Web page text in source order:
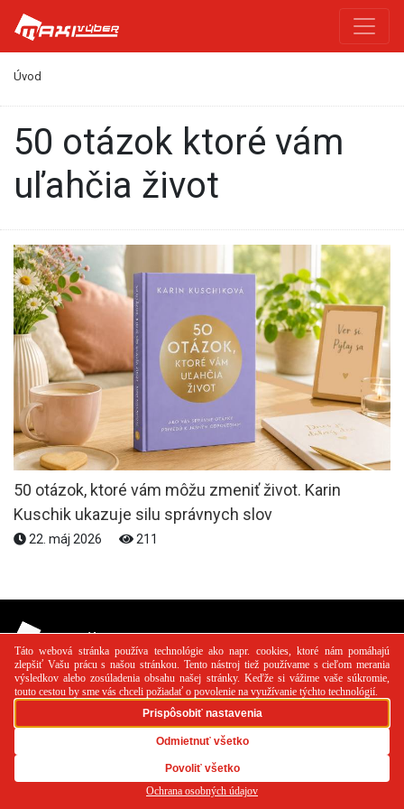
Úvod
50 otázok ktoré vám
uľahčia život
50 otázok, ktoré vám môžu zmeniť život. Karin
Kuschik ukazuje silu správnych slov
22. máj 2026 211
PR článok Reklama Spolupráca Kontakt
Zásady
používania cookies
RSS